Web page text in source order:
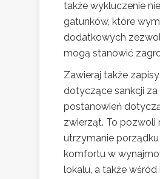
także wykluczenie
gatunków, które
dodatkowych
mogą stanowić
Zawieraj także zapisy
dotyczące sankcji za
postanowień
zwierząt. To pozwoli
utrzymanie
komfortu w
lokalu, a także wśród